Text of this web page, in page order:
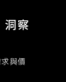
洞察
與價